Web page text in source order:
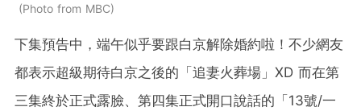
Photo from MBC
下集預告中，端午似乎要跟白京解除婚約啦！不少網友
都表示超級期待白京之後的「追妻火葬場」XD 而在第
三集終於正式露臉、第四集正式開口說話的「13號/一